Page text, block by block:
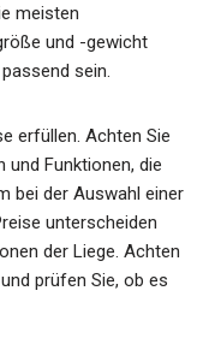
meisten
und -gewicht
sein.
erfüllen. Achten Sie
und Funktionen, die
bei der Auswahl einer
unterscheiden
der Liege. Achten
prüfen Sie, ob es